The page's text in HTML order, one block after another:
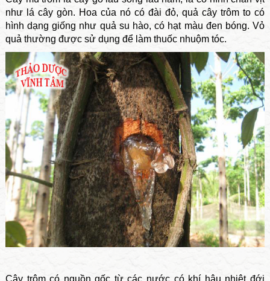
như lá cây gòn. Hoa của nó có đài đỏ, quả cây trôm to có
hình dạng giống như quả su hào, có hạt màu đen bóng. Vỏ
quả thường được sử dụng để làm thuốc nhuộm tóc.
Cây trôm có nguồn gốc từ các nước có khí hậu nhiệt đới